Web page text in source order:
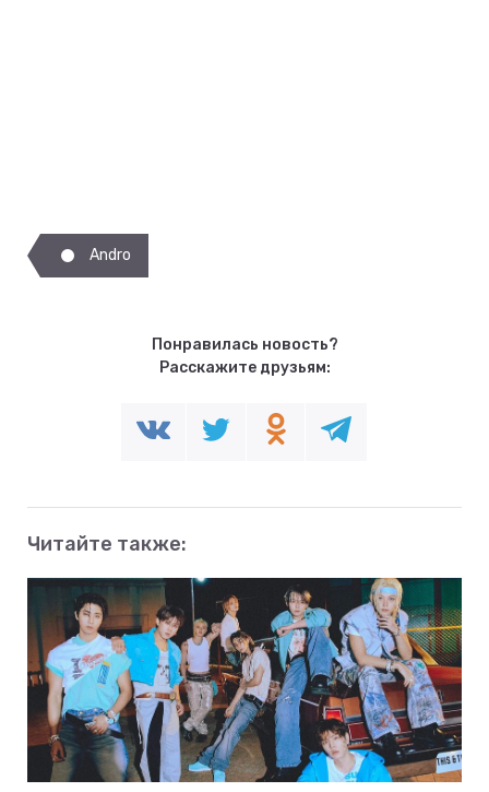
Andro
Понравилась новость?
Расскажите друзьям:
Читайте также: